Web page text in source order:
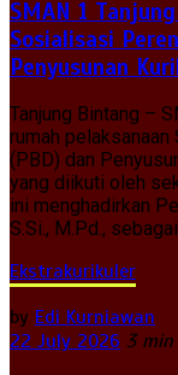
SMAN 1
Sosialisasi
Penyusunan
Tanjung Bintang –
rumah
(PBD) dan
yang diikuti oleh
ini menghadirkan
S.Si., M.Pd.,
Ekstrakurikuler
by Edi Kurniawan
22 July 2026 3 min